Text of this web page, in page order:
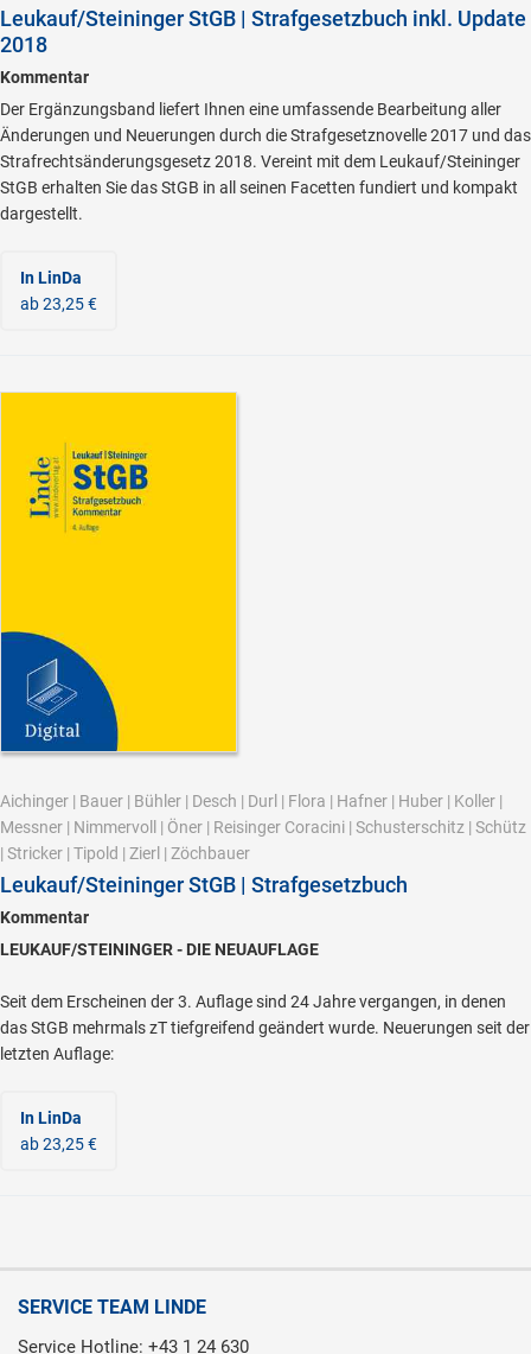
Leukauf/Steininger StGB | Strafgesetzbuch inkl. Update
2018
Kommentar
Der Ergänzungsband liefert Ihnen eine umfassende Bearbeitung aller
Änderungen und Neuerungen durch die Strafgesetznovelle 2017 und das
Strafrechtsänderungsgesetz 2018. Vereint mit dem Leukauf/Steininger
StGB erhalten Sie das StGB in all seinen Facetten fundiert und kompakt
dargestellt.
In LinDa
ab 23,25 €
Aichinger | Bauer | Bühler | Desch | Durl | Flora | Hafner | Huber | Koller |
Messner | Nimmervoll | Öner | Reisinger Coracini | Schusterschitz | Schütz
| Stricker | Tipold | Zierl | Zöchbauer
Leukauf/Steininger StGB | Strafgesetzbuch
Kommentar
LEUKAUF/STEININGER - DIE NEUAUFLAGE
Seit dem Erscheinen der 3. Auflage sind 24 Jahre vergangen, in denen
das StGB mehrmals zT tiefgreifend geändert wurde. Neuerungen seit der
letzten Auflage:
In LinDa
ab 23,25 €
SERVICE TEAM LINDE
Service Hotline: +43 1 24 630